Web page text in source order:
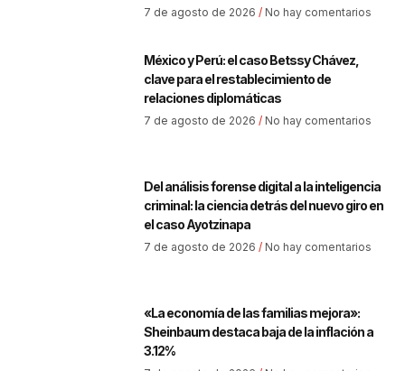
7 de agosto de 2026 No hay comentarios
México y Perú: el caso Betssy Chávez,
clave para el restablecimiento de
relaciones diplomáticas
7 de agosto de 2026 No hay comentarios
Del análisis forense digital a la inteligencia
criminal: la ciencia detrás del nuevo giro en
el caso Ayotzinapa
7 de agosto de 2026 No hay comentarios
«La economía de las familias mejora»:
Sheinbaum destaca baja de la inflación a
3.12%